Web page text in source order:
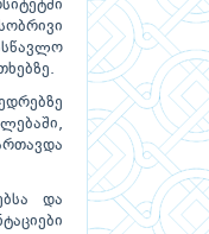
და